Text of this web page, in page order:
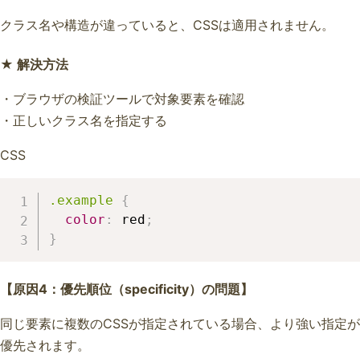
クラス名や構造が違っていると、CSSは適用されません。
★ 解決方法
・ブラウザの検証ツールで対象要素を確認
・正しいクラス名を指定する
CSS
.example
{
color : red ;
}
【原因4：優先順位（specificity）の問題】
同じ要素に複数のCSSが指定されている場合、より強い指定が
優先されます。